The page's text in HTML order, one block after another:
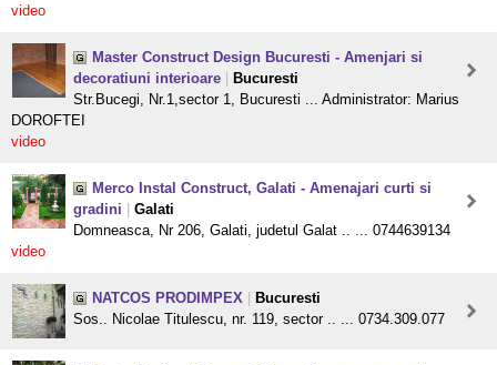
video
Master Construct Design Bucuresti - Amenjari si
decoratiuni interioare
Bucuresti
Str.Bucegi, Nr.1,sector 1, Bucuresti ... Administrator: Marius
DOROFTEI
video
Merco Instal Construct, Galati - Amenajari curti si
gradini
Galati
Domneasca, Nr 206, Galati, judetul Galat .. ... 0744639134
video
NATCOS PRODIMPEX
Bucuresti
Sos.. Nicolae Titulescu, nr. 119, sector .. ... 0734.309.077